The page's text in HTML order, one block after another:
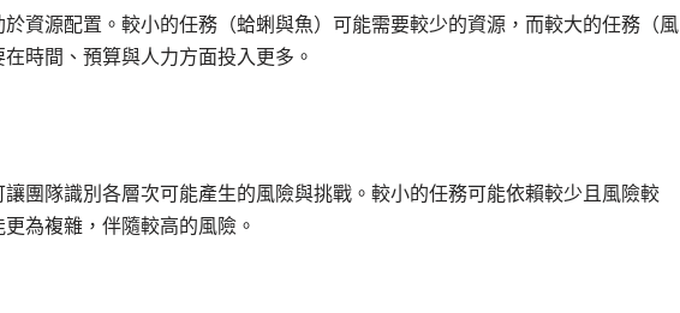
資源配置。較小的任務（蛤蜊與魚）可能需要較少的資源，而較大的任務（風
時間、預算與人力方面投入更多。
團隊識別各層次可能產生的風險與挑戰。較小的任務可能依賴較少且風險較
為複雜，伴隨較高的風險。